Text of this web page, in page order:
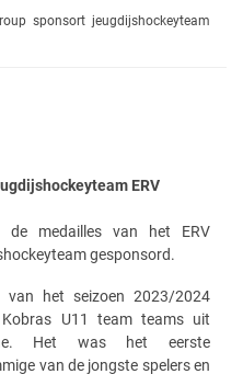
sponsort jeugdijshockeyteam
ERV
de medailles van het ERV
gesponsord.
het seizoen 2023/2024
Kobras U11 team teams uit
Het was het eerste
van de jongste spelers en